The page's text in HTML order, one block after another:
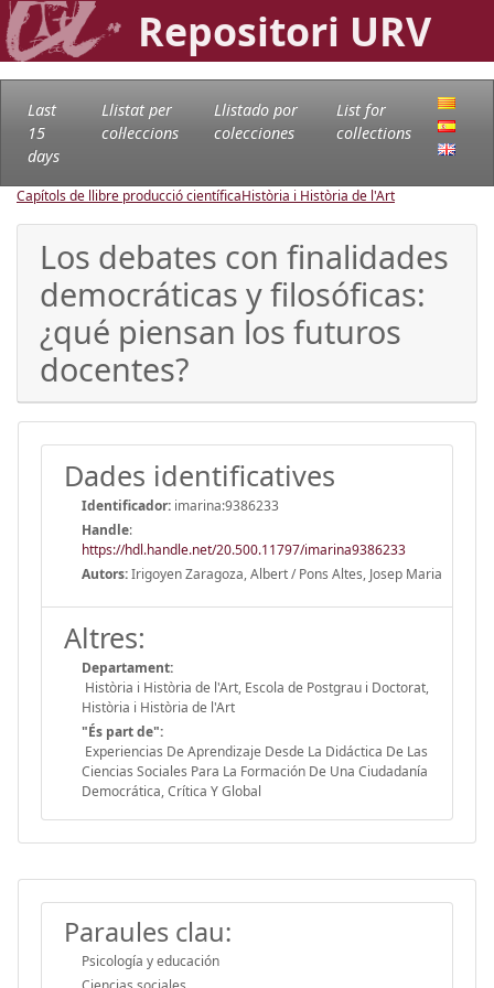
Repositori URV
Last
15
days
Llistat per
col·leccions
Llistado por
colecciones
List for
collections
Capítols de llibre producció científicaHistòria i Història de l'Art
Los debates con finalidades
democráticas y filosóficas:
¿qué piensan los futuros
docentes?
Dades identificatives
Identificador: imarina:9386233
Handle:
https://hdl.handle.net/20.500.11797/imarina9386233
Autors:Irigoyen Zaragoza, Albert / Pons Altes, Josep Maria
Altres:
Departament:
Història i Història de l'Art, Escola de Postgrau i Doctorat,
Història i Història de l'Art
"És part de":
Experiencias De Aprendizaje Desde La Didáctica De Las
Ciencias Sociales Para La Formación De Una Ciudadanía
Democrática, Crítica Y Global
Paraules clau:
Psicología y educación